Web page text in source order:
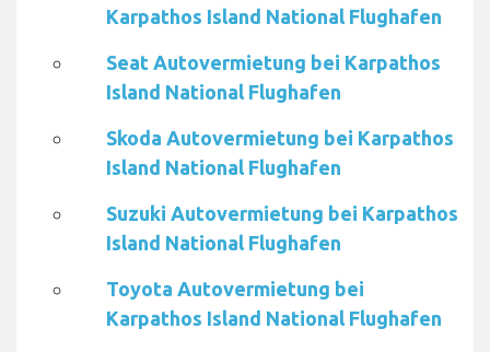
Karpathos Island National Flughafen
Seat Autovermietung bei Karpathos
Island National Flughafen
Skoda Autovermietung bei Karpathos
Island National Flughafen
Suzuki Autovermietung bei Karpathos
Island National Flughafen
Toyota Autovermietung bei
Karpathos Island National Flughafen